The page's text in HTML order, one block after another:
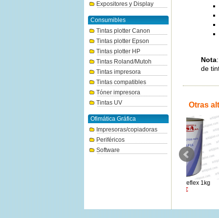
Expositores y Display
Consumibles
Tintas plotter Canon
Tintas plotter Epson
Tintas plotter HP
Tintas Roland/Mutoh
Tintas impresora
Tintas compatibles
Tóner impresora
Tintas UV
Ofimática Gráfica
Impresoras/copiadoras
Periféricos
Software
Nota
de
Otras